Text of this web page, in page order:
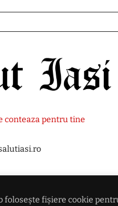
folosește fișiere cookie
conteaza pentru tine